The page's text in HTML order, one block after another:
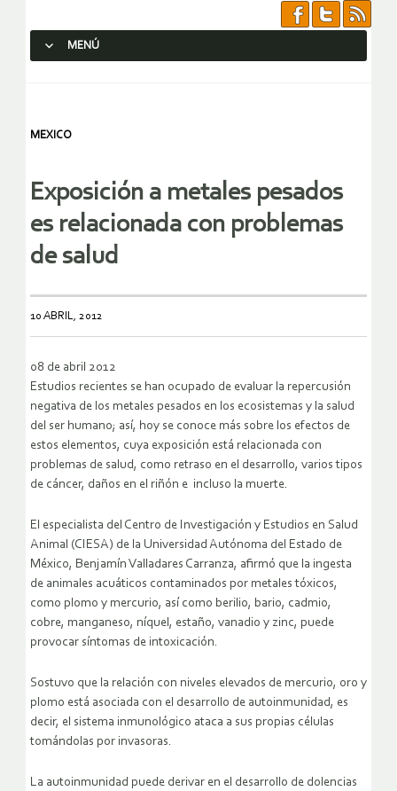
MENÚ
MEXICO
Exposición a metales pesados
es relacionada con problemas
de salud
10 ABRIL, 2012
08 de abril 2012
Estudios recientes se han ocupado de evaluar la repercusión
negativa de los metales pesados en los ecosistemas y la salud
del ser humano; así, hoy se conoce más sobre los efectos de
estos elementos, cuya exposición está relacionada con
problemas de salud, como retraso en el desarrollo, varios tipos
de cáncer, daños en el riñón e incluso la muerte.
El especialista del Centro de Investigación y Estudios en Salud
Animal (CIESA) de la Universidad Autónoma del Estado de
México, Benjamín Valladares Carranza, afirmó que la ingesta
de animales acuáticos contaminados por metales tóxicos,
como plomo y mercurio, así como berilio, bario, cadmio,
cobre, manganeso, níquel, estaño, vanadio y zinc, puede
provocar síntomas de intoxicación.
Sostuvo que la relación con niveles elevados de mercurio, oro y
plomo está asociada con el desarrollo de autoinmunidad, es
decir, el sistema inmunológico ataca a sus propias células
tomándolas por invasoras.
La autoinmunidad puede derivar en el desarrollo de dolencias